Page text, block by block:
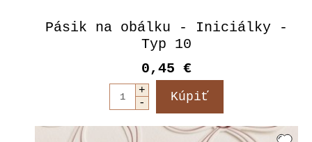
Pásik na obálku - Iniciálky -
Typ 10
0,45 €